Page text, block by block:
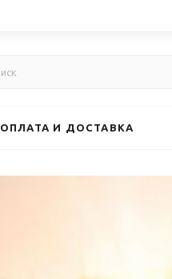
ОПЛАТА И ДОСТАВКА